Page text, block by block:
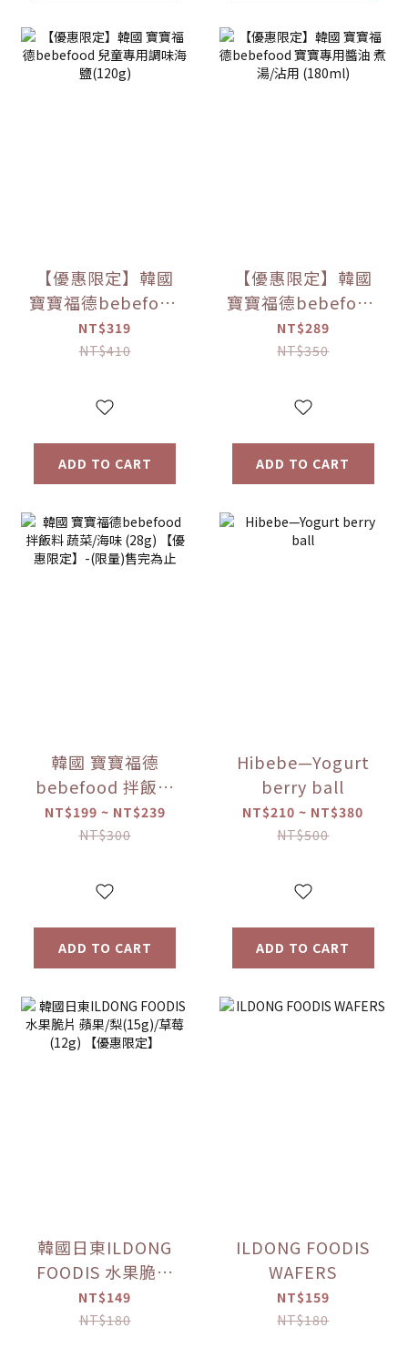
【優惠限定】韓國
寶寶福德bebefood
兒童專用調味海鹽
(120g)
NT$319
NT$410
ADD TO CART
【優惠限定】韓國
寶寶福德bebefood
寶寶專用醬油 煮湯/
沾用 (180ml)
NT$289
NT$350
ADD TO CART
韓國 寶寶福德
bebefood 拌飯料
蔬菜/海味 (28g)
【優惠限定】-(限
NT$199 ~ NT$239
NT$300
ADD TO CART
Hibebe—Yogurt
berry ball
NT$210 ~ NT$380
NT$500
ADD TO CART
韓國日東ILDONG
FOODIS 水果脆片
蘋果/梨(15g)/草莓
(12g) 【優惠限定】
NT$149
NT$180
ILDONG FOODIS
WAFERS
NT$159
NT$180